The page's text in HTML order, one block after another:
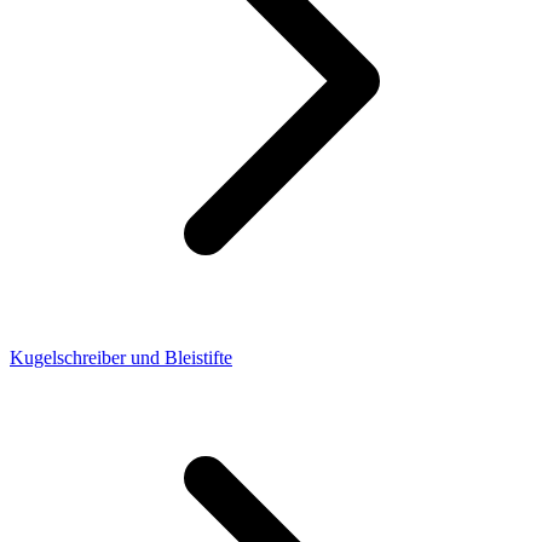
Kugelschreiber und Bleistifte